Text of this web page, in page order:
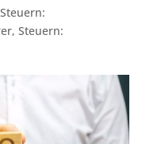
Steuern:
, Steuern: